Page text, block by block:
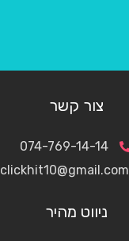
צור קשר
074-769-14-14
clickhit10@gmail.com
ניווט מהיר